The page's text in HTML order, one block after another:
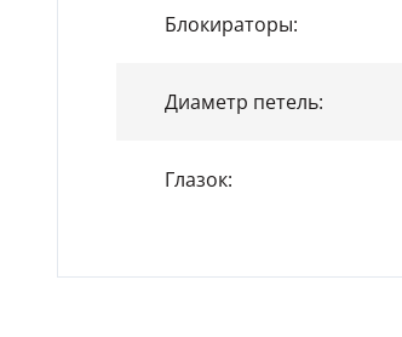
Блокираторы:
Диаметр петель:
Глазок: